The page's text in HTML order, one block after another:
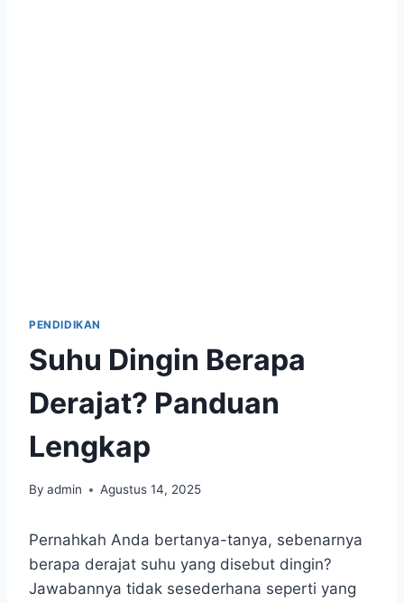
PENDIDIKAN
Suhu Dingin Berapa
Derajat? Panduan
Lengkap
By admin Agustus 14, 2025
Pernahkah Anda bertanya-tanya, sebenarnya
berapa derajat suhu yang disebut dingin?
Jawabannya tidak sesederhana seperti yang